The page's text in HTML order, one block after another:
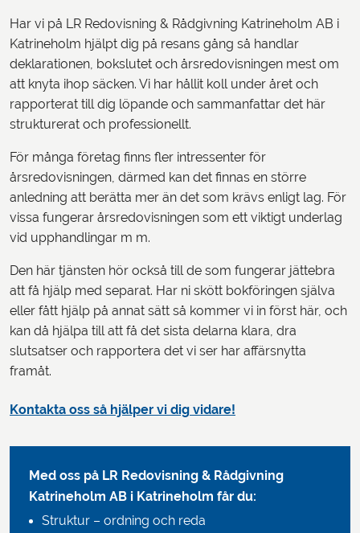
Har vi på LR Redovisning & Rådgivning Katrineholm AB i
Katrineholm hjälpt dig på resans gång så handlar
deklarationen, bokslutet och årsredovisningen mest om
att knyta ihop säcken. Vi har hållit koll under året och
rapporterat till dig löpande och sammanfattar det här
strukturerat och professionellt.
För många företag finns fler intressenter för
årsredovisningen, därmed kan det finnas en större
anledning att berätta mer än det som krävs enligt lag. För
vissa fungerar årsredovisningen som ett viktigt underlag
vid upphandlingar m m.
Den här tjänsten hör också till de som fungerar jättebra
att få hjälp med separat. Har ni skött bokföringen själva
eller fått hjälp på annat sätt så kommer vi in först här, och
kan då hjälpa till att få det sista delarna klara, dra
slutsatser och rapportera det vi ser har affärsnytta
framåt.
Kontakta oss så hjälper vi dig vidare!
Med oss på LR Redovisning & Rådgivning
Katrineholm AB i Katrineholm får du:
Struktur – ordning och reda